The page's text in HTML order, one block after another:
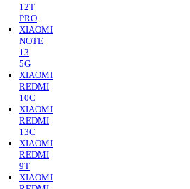
12T
PRO
XIAOMI
NOTE
13
5G
XIAOMI
REDMI
10C
XIAOMI
REDMI
13C
XIAOMI
REDMI
9T
XIAOMI